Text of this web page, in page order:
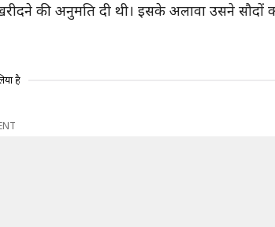
की अनुमति दी थी। इसके अलावा उसने
है